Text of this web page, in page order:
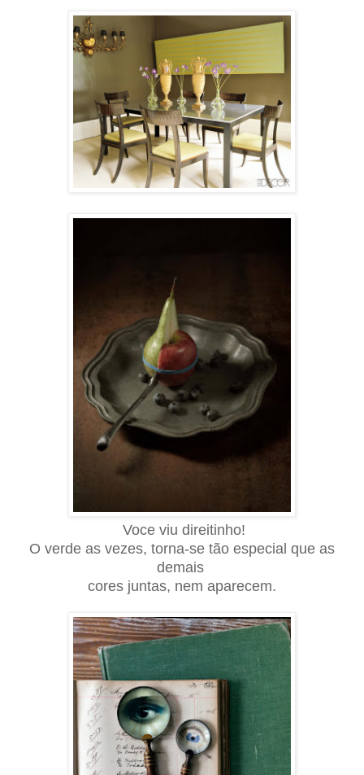
Voce viu direitinho!
O verde as vezes, torna-se tão especial que as
demais
cores juntas, nem aparecem.